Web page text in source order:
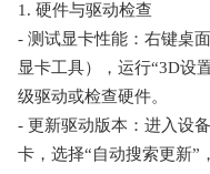
1. 硬件与驱动检查
- 测试显卡性能：右键桌
显卡工具），运行“3D设
级驱动或检查硬件。
- 更新驱动版本：进入设
卡，选择“自动搜索更新”